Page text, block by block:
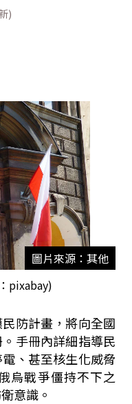
)
圖片來源：其他
pixabay)
防計畫，將向全國
手冊內詳細指導民
、甚至核生化威脅
烏戰爭僵持不下之
意識。